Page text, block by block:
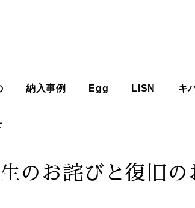
納入事例 Egg LISN キ
のお詫びと復旧の